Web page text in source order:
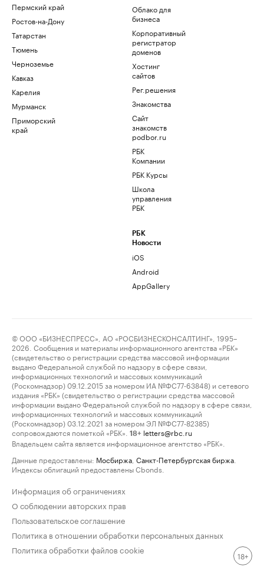
Пермский край
Ростов-на-Дону
Татарстан
Тюмень
Черноземье
Кавказ
Карелия
Мурманск
Приморский
край
Облако для
бизнеса
Корпоративный
регистратор
доменов
Хостинг
сайтов
Рег.решения
Знакомства
Сайт
знакомств
podbor.ru
РБК
Компании
РБК Курсы
Школа
управления
РБК
РБК
Новости
iOS
Android
AppGallery
© ООО «БИЗНЕСПРЕСС», АО «РОСБИЗНЕСКОНСАЛТИНГ», 1995–
2026. Сообщения и материалы информационного агентства «РБК»
(свидетельство о регистрации средства массовой информации
выдано Федеральной службой по надзору в сфере связи,
информационных технологий и массовых коммуникаций
(Роскомнадзор) 09.12.2015 за номером ИА №ФС77-63848) и сетевого
издания «РБК» (свидетельство о регистрации средства массовой
информации выдано Федеральной службой по надзору в сфере связи,
информационных технологий и массовых коммуникаций
(Роскомнадзор) 03.12.2021 за номером ЭЛ №ФС77-82385)
сопровождаются пометкой «РБК».
18+ letters@rbc.ru
Владельцем сайта является информационное агентство «РБК».
Данные предоставлены: Мосбиржа Санкт-Петербургская биржа
Индексы облигаций предоставлены Cbonds.
Информация об ограничениях
О соблюдении авторских прав
Пользовательское соглашение
Политика в отношении обработки персональных данных
Политика обработки файлов cookie
18+